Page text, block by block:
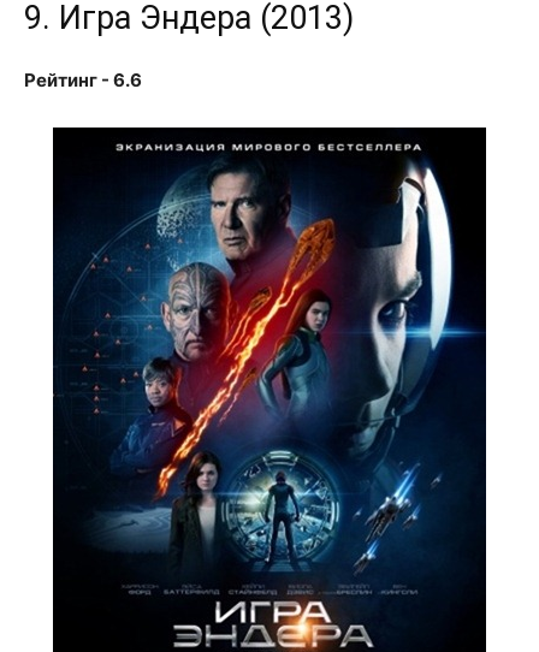
9. Игра Эндера (2013)
Рейтинг - 6.6